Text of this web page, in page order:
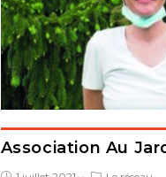
Association Au